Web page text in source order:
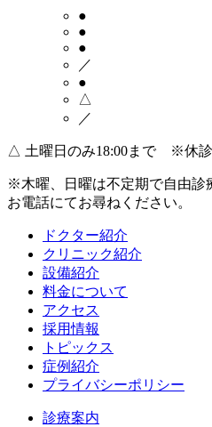
●
●
●
／
●
△
／
△ 土曜日のみ18:00まで ※休
※木曜、日曜は不定期で自由診
お電話にてお尋ねください。
ドクター紹介
クリニック紹介
設備紹介
料金について
アクセス
採用情報
トピックス
症例紹介
プライバシーポリシー
診療案内